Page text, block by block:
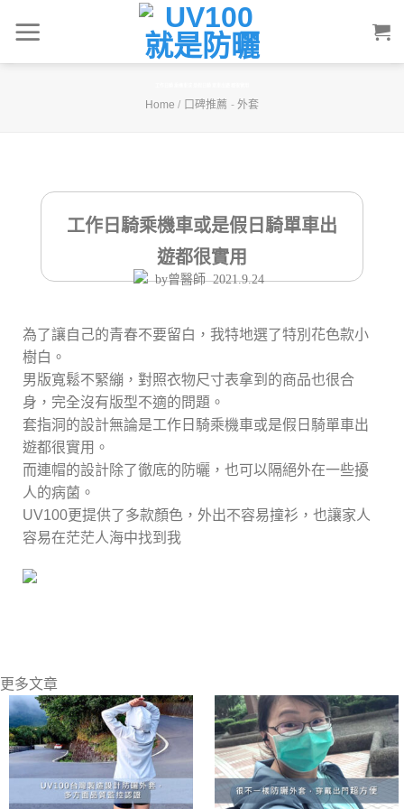
Home / 口碑推薦 - 外套
工作日騎乘機車或是假日騎單車出
遊都很實用
by曾醫師 2021.9.24
為了讓自己的青春不要留白，我特地選了特別花色款小
樹白。
男版寬鬆不緊繃，對照衣物尺寸表拿到的商品也很合
身，完全沒有版型不適的問題。
套指洞的設計無論是工作日騎乘機車或是假日騎單車出
遊都很實用。
而連帽的設計除了徹底的防曬，也可以隔絕外在一些擾
人的病菌。
UV100更提供了多款顏色，外出不容易撞衫，也讓家人
容易在茫茫人海中找到我
更多文章